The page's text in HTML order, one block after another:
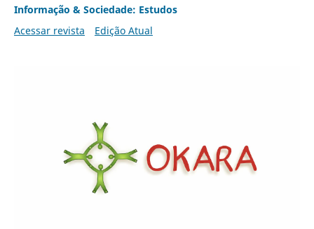
Informação & Sociedade: Estudos
Acessar revista
Edição Atual